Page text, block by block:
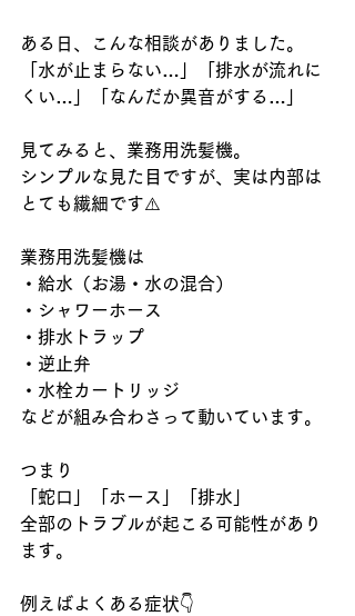
ある日、こんな相談がありました。
「水が止まらない…」「排水が流れに
くい…」「なんだか異音がする…」
見てみると、業務用洗髪機。
シンプルな見た目ですが、実は内部は
とても繊細です⚠️
業務用洗髪機は
・給水（お湯・水の混合）
・シャワーホース
・排水トラップ
・逆止弁
・水栓カートリッジ
などが組み合わさって動いています。
つまり
「蛇口」「ホース」「排水」
全部のトラブルが起こる可能性があり
ます。
例えばよくある症状👇